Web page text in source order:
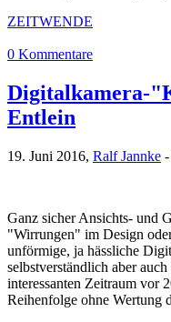
ZEITWENDE
0 Kommentare
Digitalkamera-
Entlein
19. Juni 2016, Ralf Jannke -
Ganz sicher Ansichts- und
"Wirrungen" im Design
unförmige, ja hässliche
selbstverständlich aber
interessanten Zeitraum vor
Reihenfolge ohne Wertung